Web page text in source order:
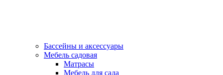
Бассейны и аксессуары
Мебель садовая
Матрасы
Мебель для сада